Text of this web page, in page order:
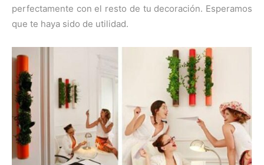
perfectamente con el resto de tu decoración. Esperamos
que te haya sido de utilidad.